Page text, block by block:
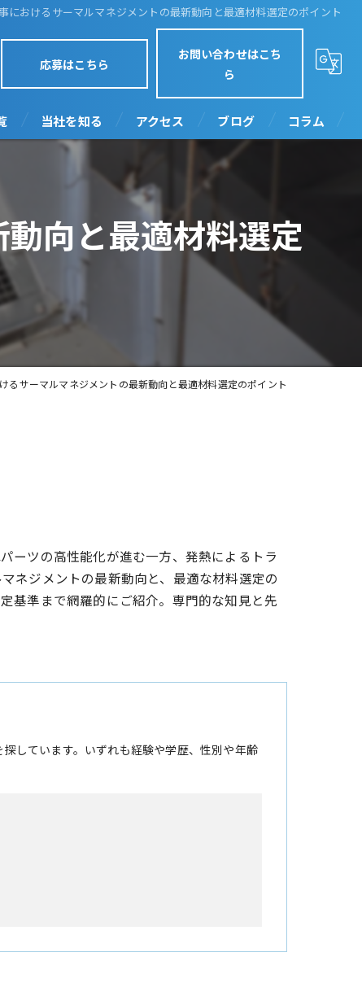
におけるサーマルマネジメントの最新動向と最適材料選定のポイント
応募はこちら
お問い合わせはこち
ら
当社を知る
未経験
完全週休2日
アクセス ブログ コラム
向と最適材料選定
るサーマルマネジメントの最新動向と最適材料選定のポイント
ーツの高性能化が進む一方、発熱によるトラ
ネジメントの最新動向と、最適な材料選定の
基準まで網羅的にご紹介。専門的な知見と先
しています。いずれも経験や学歴、性別や年齢